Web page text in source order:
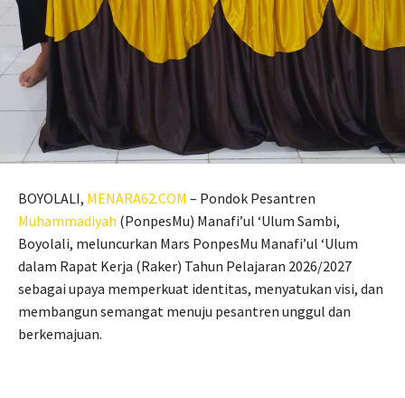
BOYOLALI, MENARA62.COM – Pondok Pesantren
Muhammadiyah (PonpesMu) Manafi’ul ‘Ulum Sambi,
Boyolali, meluncurkan Mars PonpesMu Manafi’ul ‘Ulum
dalam Rapat Kerja (Raker) Tahun Pelajaran 2026/2027
sebagai upaya memperkuat identitas, menyatukan visi, dan
membangun semangat menuju pesantren unggul dan
berkemajuan.